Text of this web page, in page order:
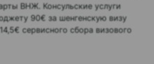
ВНЖ. Консульские услуги
90€ за шенгенскую визу
сервисного сбора визового